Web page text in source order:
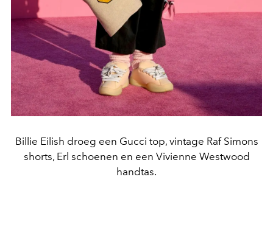
Billie Eilish droeg een Gucci top, vintage Raf Simons
shorts, Erl schoenen en een Vivienne Westwood
handtas.